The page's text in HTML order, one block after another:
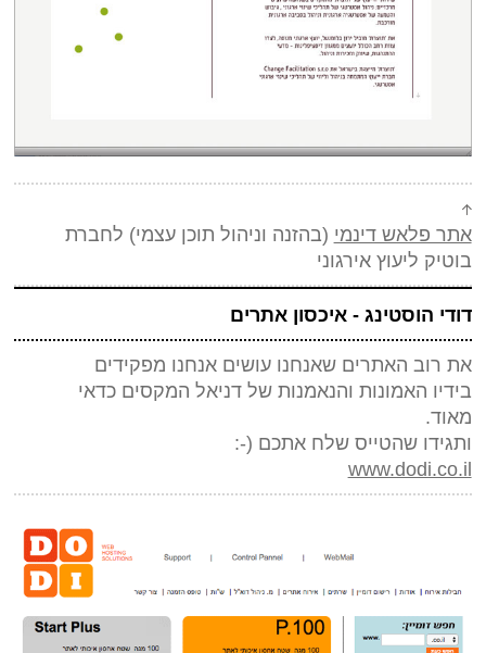
אתר פלאש דינמי (בהזנה וניהול תוכן עצמי) לחברת
בוטיק ליעוץ אירגוני
דודי הוסטינג - איכסון אתרים
את רוב האתרים שאנחנו עושים אנחנו מפקידים
בידיו האמונות והנאמנות של דניאל המקסים כדאי
מאוד.
ותגידו שהטייס שלח אתכם (-:
www.dodi.co.il